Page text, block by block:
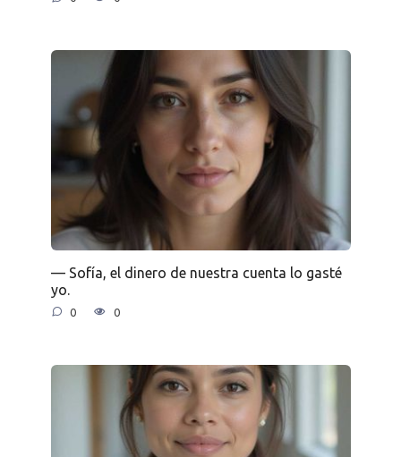
— Sofía, el dinero de nuestra cuenta lo gasté
yo.
0 0